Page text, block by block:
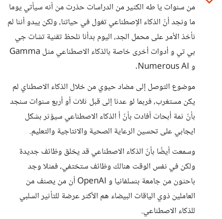
من سنوات يا طه الكثير من الدراسات حذرت من أنه سيأتي يوما
ما ونجد أنّ الذكاء الإصطناعي تغول في حياتنا، ولكن يبدو أننا لم
نأخذ الأمر على محمل الجد، اليوم بدأنا نلحظ تقنية تشات جي
بي تي و أدوات أخرى خاصة بالذكاء الاصطناعي مثل Gamma
و Numerous AI.
موضوع التوصل إلى مضاد حيوي من خلال الذكاء الاصطناي لم
يكن مستغرب، فربما لو عدنا إلى قبل ثلاث أو أربع سنوات سنجد
بأنّ ثمة أبحاث أفادت بأنّ أ الذكاء الاصطناعي سيؤثر بشكل
ايجابي على تحسين الرعاية الصحية والانتاجية والتعليم.
وسمعت أيضًا بأنّ الذكاء الاصطناعي قد يخلق وظائف جديدة
ولكن في نفس الوقت هنالك وظائف ستختفي، فمثلا وجد
باحثون من جامعة بنسلفانيا و OpenAI أن من يصنف من
العاملين ذوي الياقات البيضاء هم الأكثر عرضة للتأثير السلبي
للذكاء الاصطناعي.